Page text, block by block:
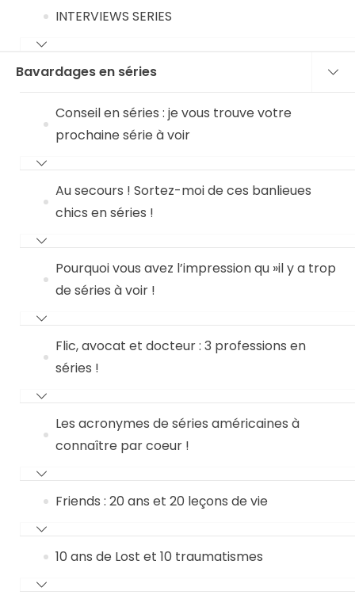
INTERVIEWS SERIES
Bavardages en séries
Conseil en séries : je vous trouve votre
prochaine série à voir
Au secours ! Sortez-moi de ces banlieues
chics en séries !
Pourquoi vous avez l’impression qu »il y a trop
de séries à voir !
Flic, avocat et docteur : 3 professions en
séries !
Les acronymes de séries américaines à
connaître par coeur !
Friends : 20 ans et 20 leçons de vie
10 ans de Lost et 10 traumatismes